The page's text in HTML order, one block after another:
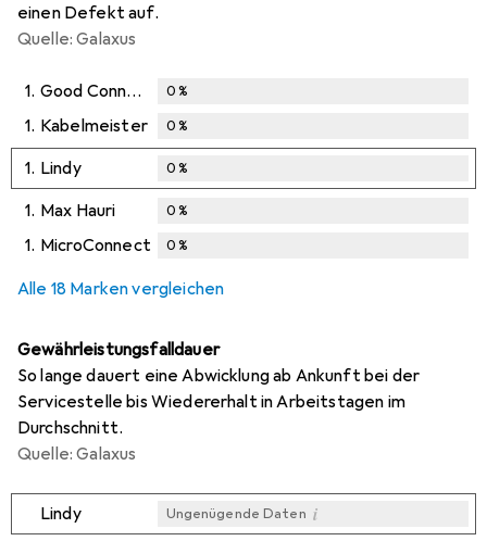
einen Defekt auf.
Quelle: Galaxus
1. Good Connections 0%
1. Kabelmeister 0%
1. Lindy 0%
1. Max Hauri 0%
1. MicroConnect 0%
Alle 18 Marken vergleichen
Gewährleistungsfalldauer
So lange dauert eine Abwicklung ab Ankunft bei der
Servicestelle bis Wiedererhalt in Arbeitstagen im
Durchschnitt.
Quelle: Galaxus
Lindy Ungenügende Daten i